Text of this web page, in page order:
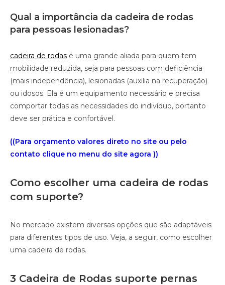
Qual a importância da cadeira de rodas
para pessoas lesionadas?
cadeira de rodas é uma grande aliada para quem tem
mobilidade reduzida, seja para pessoas com deficiência
(mais independência), lesionadas (auxilia na recuperação)
ou idosos. Ela é um equipamento necessário e precisa
comportar todas as necessidades do indivíduo, portanto
deve ser prática e confortável.
((Para orçamento valores direto no site ou pelo
contato clique no menu do site agora ))
Como escolher uma cadeira de rodas
com suporte?
No mercado existem diversas opções que são adaptáveis
para diferentes tipos de uso. Veja, a seguir, como escolher
uma cadeira de rodas.
3 Cadeira de Rodas suporte pernas